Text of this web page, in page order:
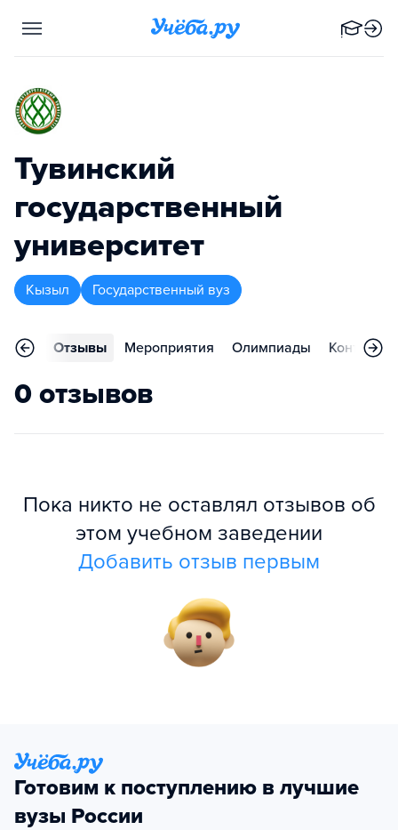
Тувинский
государственный
университет
Кызыл Государственный вуз
Отзывы Мероприятия Олимпиады Контакты
0 отзывов
Пока никто не оставлял отзывов об
этом учебном заведении
Добавить отзыв первым
Готовим к поступлению в лучшие
вузы России